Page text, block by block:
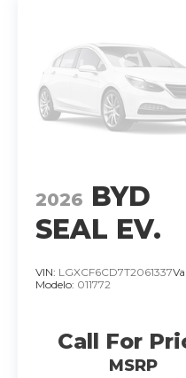
2026 BYD
SEAL EV.
SEDAN
ELÉCTRICO.
MOTOR
KW. AWD.
VIN: LGXCF6CD7T2061337
Modelo: 011772
Call For
MSRP